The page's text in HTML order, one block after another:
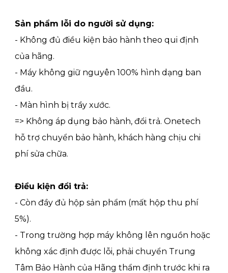
Sản phẩm lỗi do người sử dụng:
- Không đủ điều kiện bảo hành theo qui định
của hãng.
- Máy không giữ nguyên 100% hình dạng ban
đầu.
- Màn hình bị trầy xước.
=> Không áp dụng bảo hành, đổi trả. Onetech
hỗ trợ chuyển bảo hành, khách hàng chịu chi
phí sửa chữa.
Điều kiện đổi trả:
- Còn đầy đủ hộp sản phẩm (mất hộp thu phí
5%).
- Trong trường hợp máy không lên nguồn hoặc
không xác định được lỗi, phải chuyển Trung
Tâm Bảo Hành của Hãng thẩm định trước khi ra